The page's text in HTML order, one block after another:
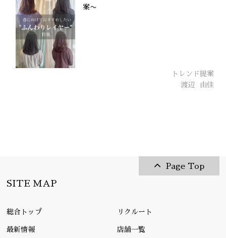
案〜
トレンド提案
渡辺
由佳
Page Top
SITE MAP
総合トップ リクルート
最新情報 店舗一覧